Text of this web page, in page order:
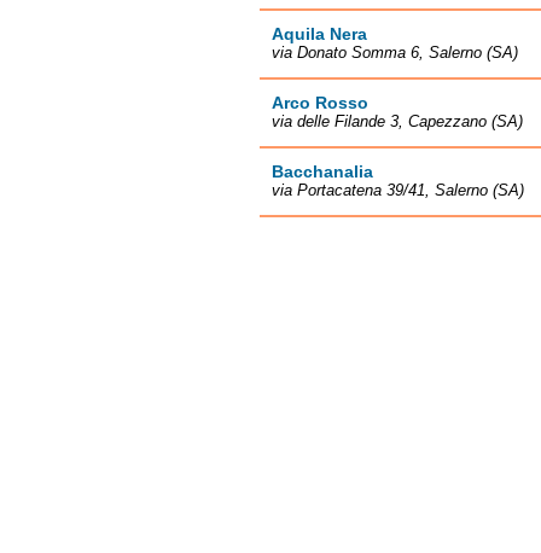
Aquila Nera
via Donato Somma 6, Salerno (SA)
Arco Rosso
via delle Filande 3, Capezzano (SA)
Bacchanalia
via Portacatena 39/41, Salerno (SA)